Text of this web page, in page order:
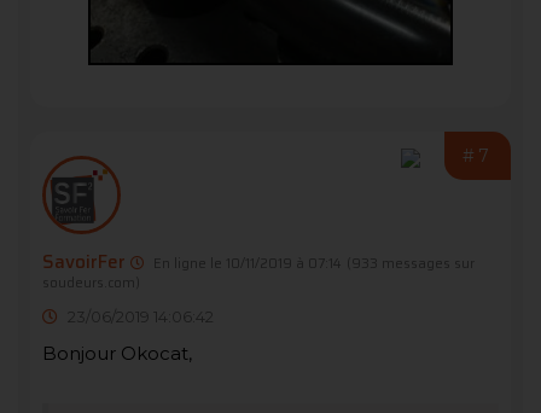
#7
SavoirFer En ligne le 10/11/2019 à 07:14
(933 messages sur
soudeurs.com)
23/06/2019 14:06:42
Bonjour Okocat,